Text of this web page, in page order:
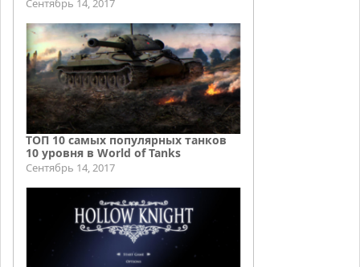
Сентябрь 14, 2017
ТОП 10 самых популярных танков
10 уровня в World of Tanks
Сентябрь 14, 2017